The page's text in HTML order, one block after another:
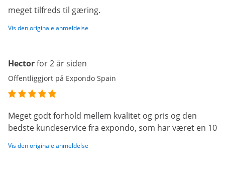
meget tilfreds til gæring.
Vis den originale anmeldelse
Hectorfor 2 år siden
Offentliggjort på Expondo Spain
Meget godt forhold mellem kvalitet og pris og den
bedste kundeservice fra expondo, som har været en 10
Vis den originale anmeldelse